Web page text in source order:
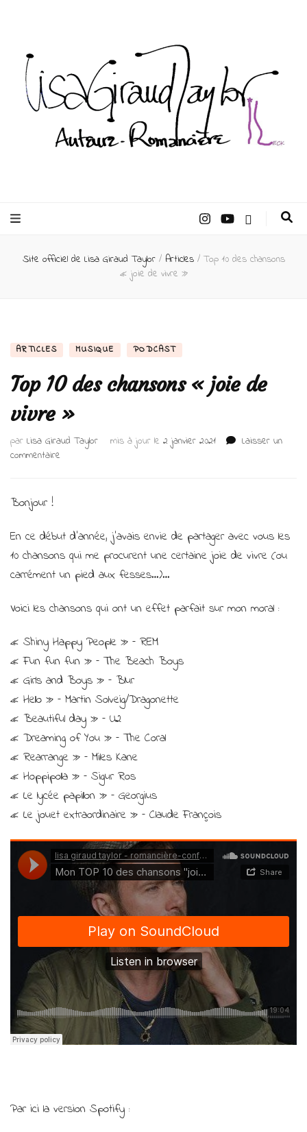
Taylor –
Auteur
Site officiel de Lisa Giraud Taylor / Articles / Top 10 des chansons
« joie de vivre »
ARTICLES MUSIQUE PODCAST
Top 10 des chansons « joie de
vivre »
par Lisa Giraud Taylor mis à jour le 2 janvier 2021
Laisser un
commentaire
de
vivre »
Bonjour !
En ce début d’année, j’avais envie de partager avec vous les
10 chansons qui me procurent une certaine joie de vivre (ou
carrément un pied aux fesses…)…
Voici les chansons qui ont un effet parfait sur mon moral :
« Shiny Happy People » – REM
« Fun fun fun » – The Beach Boys
« Girls and Boys » – Blur
« Hello » – Martin Solveig/Dragonette
« Beautiful day » – U2
« Dreaming of You » – The Coral
« Rearrange » – Miles Kane
« Hoppipolla » – Sigur Ros
« Le lycée papillon » – Georgius
« Le jouet extraordinaire » – Claude François
Par ici la version Spotify :